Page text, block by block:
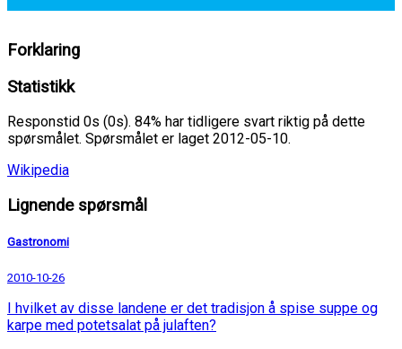
Forklaring
Statistikk
Responstid 0s (0s). 84% har tidligere svart riktig på dette
spørsmålet. Spørsmålet er laget 2012-05-10.
Wikipedia
Lignende spørsmål
Gastronomi
2010-10-26
I hvilket av disse landene er det tradisjon å spise suppe og
karpe med potetsalat på julaften?